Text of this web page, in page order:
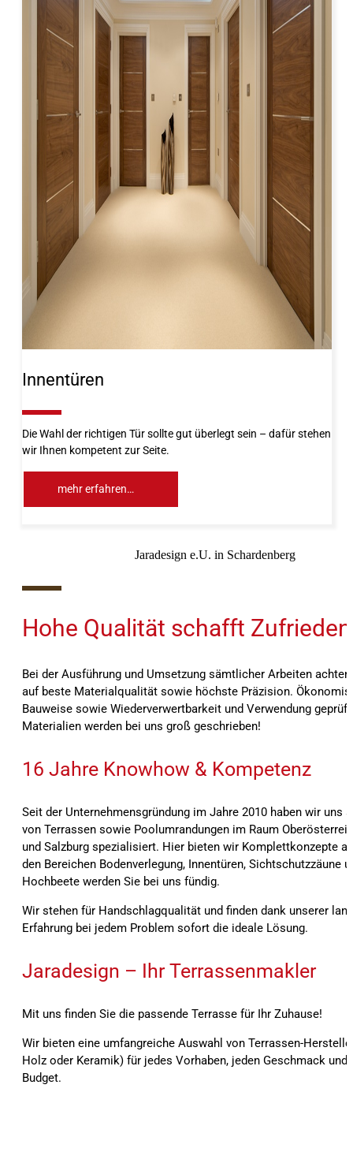
Innentüren
Die Wahl der richtigen Tür sollte gut überlegt sein – dafür stehen
wir Ihnen kompetent zur Seite.
mehr erfahren…
Jaradesign e.U. in Schardenberg
Hohe Qualität schafft
Bei der Ausführung und Umsetzung sämtlicher Arbeiten
auf beste Materialqualität sowie höchste Präzision.
Bauweise sowie Wiederverwertbarkeit und Verwendung
Materialien werden bei uns groß geschrieben!
16 Jahre Knowhow & Kompetenz
Seit der Unternehmensgründung im Jahre 2010 haben wir uns
von Terrassen sowie Poolumrandungen im Raum
und Salzburg spezialisiert. Hier bieten wir Komplettkonzepte
den Bereichen Bodenverlegung, Innentüren, Sichtschutzzäune
Hochbeete werden Sie bei uns fündig.
Wir stehen für Handschlagqualität und finden dank unserer
Erfahrung bei jedem Problem sofort die ideale Lösung.
Jaradesign – Ihr Terrassenmakler
Mit uns finden Sie die passende Terrasse für Ihr Zuhause!
Wir bieten eine umfangreiche Auswahl von Terrassen-
Holz oder Keramik) für jedes Vorhaben, jeden Geschmack und
Budget.